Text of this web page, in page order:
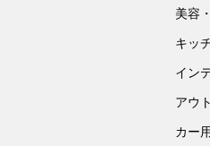
美容
キッ
イン
アウ
カー